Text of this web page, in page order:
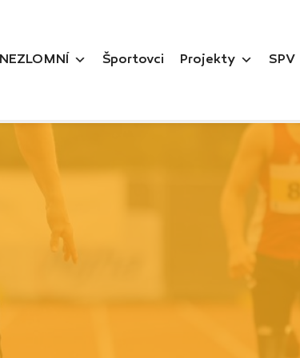
NEZLOMNÍ Športovci Projekty SPV